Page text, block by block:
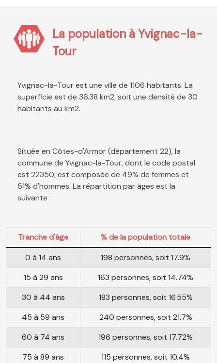
La population à Yvignac-la-
Tour
Yvignac-la-Tour est une ville de 1106 habitants. La
superficie est de 36.38 km2, soit une densité de 30
habitants au km2.
Située en Côtes-d'Armor (département 22), la
commune de Yvignac-la-Tour, dont le code postal
est 22350, est composée de 49% de femmes et
51% d'hommes. La répartition par âges est la
suivante :
Tranche d'âge
% de la population totale
0 à 14 ans
198 personnes, soit 17.9%
15 à 29 ans
163 personnes, soit 14.74%
30 à 44 ans
183 personnes, soit 16.55%
45 à 59 ans
240 personnes, soit 21.7%
60 à 74 ans
196 personnes, soit 17.72%
75 à 89 ans
115 personnes, soit 10.4%